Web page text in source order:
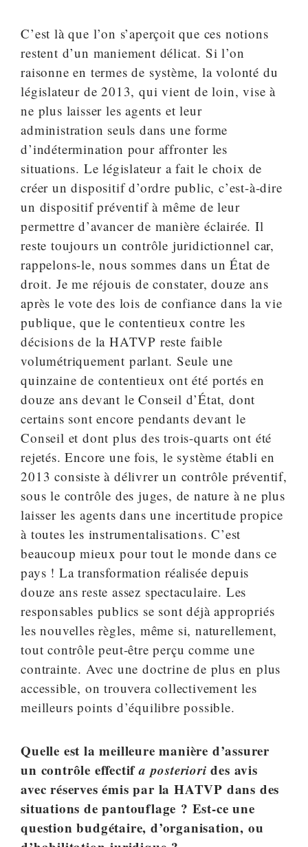
C’est là que l’on s’aperçoit que ces notions
restent d’un maniement délicat. Si l’on
raisonne en termes de système, la volonté du
législateur de 2013, qui vient de loin, vise à
ne plus laisser les agents et leur
administration seuls dans une forme
d’indétermination pour affronter les
situations. Le législateur a fait le choix de
créer un dispositif d’ordre public, c’est-à-dire
un dispositif préventif à même de leur
permettre d’avancer de manière éclairée. Il
reste toujours un contrôle juridictionnel car,
rappelons-le, nous sommes dans un État de
droit. Je me réjouis de constater, douze ans
après le vote des lois de confiance dans la vie
publique, que le contentieux contre les
décisions de la HATVP reste faible
volumétriquement parlant. Seule une
quinzaine de contentieux ont été portés en
douze ans devant le Conseil d’État, dont
certains sont encore pendants devant le
Conseil et dont plus des trois-quarts ont été
rejetés. Encore une fois, le système établi en
2013 consiste à délivrer un contrôle préventif,
sous le contrôle des juges, de nature à ne plus
laisser les agents dans une incertitude propice
à toutes les instrumentalisations. C’est
beaucoup mieux pour tout le monde dans ce
pays ! La transformation réalisée depuis
douze ans reste assez spectaculaire. Les
responsables publics se sont déjà appropriés
les nouvelles règles, même si, naturellement,
tout contrôle peut-être perçu comme une
contrainte. Avec une doctrine de plus en plus
accessible, on trouvera collectivement les
meilleurs points d’équilibre possible.
Quelle est la meilleure manière d’assurer
un contrôle effectifa posteriori des avis
avec réserves émis par la HATVP dans des
situations de pantouflage ? Est-ce une
question budgétaire, d’organisation, ou